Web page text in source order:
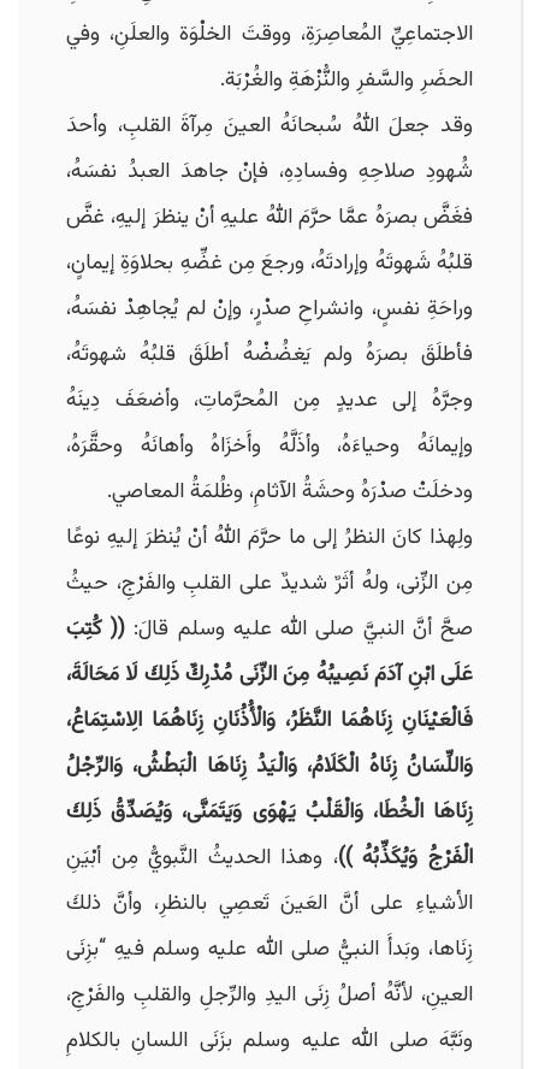
الاجتماعِيِّ المُعاصِرَةِ، ووقتَ الخلْوَة والعلَنِ، وفي
الحضَرِ والسَّفرِ والنُّزْهَةِ والغُرْبَة.
وقد جعلَ اللهُ سُبحانَهُ العينَ مِرآةَ القلبِ، وأحدَ
شُهودِ صلاحِهِ وفسادِهِ، فإنْ جاهدَ العبدُ نفسَهُ،
فغَضَّ بصرَهُ عمَّا حرَّمَ اللهُ عليهِ أنْ ينظرَ إليهِ، غضَّ
قلبُهُ شَهوتَهُ وإرادتَهُ، ورجعَ مِن غضِّهِ بحلاوَةِ إيمانٍ،
وراحَةِ نفسٍ، وانشراحِ صدْرٍ، وإنْ لم يُجاهِدْ نفسَهُ،
فأطلَقَ بصرَهُ ولم يَغضُضْهُ أطلَقَ قلبُهُ شهوتَهُ،
وجرَّهُ إلى عديدٍ مِن المُحرَّماتِ، وأضعَفَ دِينَهُ
وإيمانَهُ وحياءَهُ، وأذَلَّهُ وأَخزَاهُ وأهانَهُ وحقَّرَهُ،
ودخلَتْ صدْرَهُ وحشَةُ الآثامِ، وظُلمَةُ المعاصي.
ولِهذا كانَ النظرُ إلى ما حرَّمَ اللهُ أنْ يُنظرَ إليهِ نوعًا
مِن الزِّنى، ولهُ أثَرٌ شديدٌ على القلبِ والفَرْجِ، حيثُ
صحَّ أنَّ النبيَّ صلى الله عليه وسلم قالَ: (( كُتِبَ
عَلَى ابْنِ آدَمَ نَصِيبُهُ مِنَ الزِّنَى مُدْرِكٌ ذَلِكَ لَا مَحَالَةَ،
فَالْعَيْنَانِ زِنَاهُمَا النَّظَرُ، وَالْأُذُنَانِ زِنَاهُمَا الِاسْتِمَاعُ،
وَاللِّسَانُ زِنَاهُ الْكَلَامُ، وَالْيَدُ زِنَاهَا الْبَطْشُ، وَالرِّجْلُ
زِنَاهَا الْخُطَا، وَالْقَلْبُ يَهْوَى وَيَتَمَنَّى، وَيُصَدِّقُ ذَلِكَ
الْفَرْجُ وَيُكَذِّبُهُ ))، وهذا الحديثُ النَّبويُّ مِن أبْيَنِ
الأشياءِ على أنَّ العَينَ تَعصِي بالنظرِ، وأنَّ ذلكَ
زِنَاها، وبَدأَ النبيُّ صلى الله عليه وسلم فيهِ “بزِنَى
العينِ، لأنَّهُ أصلُ زِنَى اليدِ والرِّجلِ والقلبِ والفَرْجِ،
ونَبَّهَ صلى الله عليه وسلم بزَنَى اللسانِ بالكلامِ